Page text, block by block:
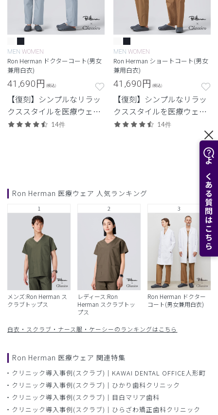
よくある質問はこちら
MEN WOMEN
Ron Herman ドクターコート(男女
兼用白衣)
41,690円 (税込)
【復刻】シンプルなリラッ
クススタイルを医療ウェア
に落とし込んだロンハーマ
14件
MEN WOMEN
Ron Herman ショートコート(男女
兼用白衣)
41,690円 (税込)
【復刻】シンプルなリラッ
クススタイルを医療ウェア
に落とし込んだロンハーマ
ンとのコレクション。立っ
ても座っても美しい丈感の
14件
Ron Herman 医療ウェア 人気ランキング
1
メンズ:Ron Herman ス
クラブトップス
2
レディース:Ron
Herman スクラブトッ
プス
3
Ron Herman ドクター
コート(男女兼用白衣)
白衣・スクラブ・ナース服・ケーシーのランキングはこちら
Ron Herman 医療ウェア 関連特集
クリニック導入事例(スクラブ)｜KAWAI DENTAL OFFICE人形町
クリニック導入事例(スクラブ)｜ひかり歯科クリニック
クリニック導入事例(スクラブ)｜目白マリア歯科
クリニック導入事例(スクラブ)｜ひらざわ矯正歯科クリニック